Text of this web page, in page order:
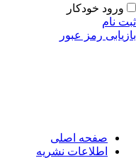
ورود خودکار
نام
رمز عبور
صفحه اصلی
اطلاعات نشریه